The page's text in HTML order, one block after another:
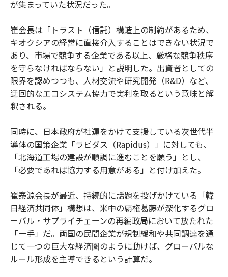
が集まっていた状況だった。
崔会長は「トラスト（信託）構造上の制約があるため、
キオクシアの経営に直接介入することはできない状況で
あり、市場で競争する企業である以上、厳格な競争秩序
を守らなければならない」と説明した。出資者としての
限界を認めつつも、人材交流や研究開発（R&D）など、
迂回的なエコシステム協力で実利を取るという意味と解
釈される。
同時に、日本政府が社運をかけて支援している次世代半
導体の国策企業「ラピダス（Rapidus）」に対しても、
「北海道工場の建設が順調に進むことを願う」とし、
「必要であれば協力する用意がある」と付け加えた。
崔泰源会長が最近、持続的に話題を投げかけている「韓
日経済共同体」構想は、米中の覇権葛藤が深化するグロ
ーバル・サプライチェーンの再編政局において放たれた
「一手」だ。両国の民間企業が規制緩和や共同調達を通
じて一つの巨大な経済圏のように動けば、グローバルな
ルール形成を主導できるという計算だ。